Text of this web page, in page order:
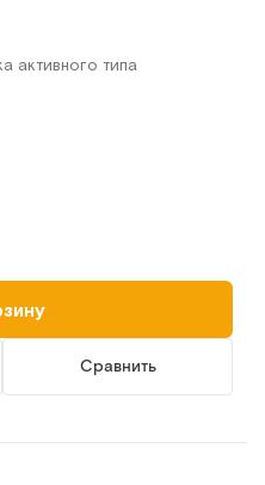
активного типа
Сравнить